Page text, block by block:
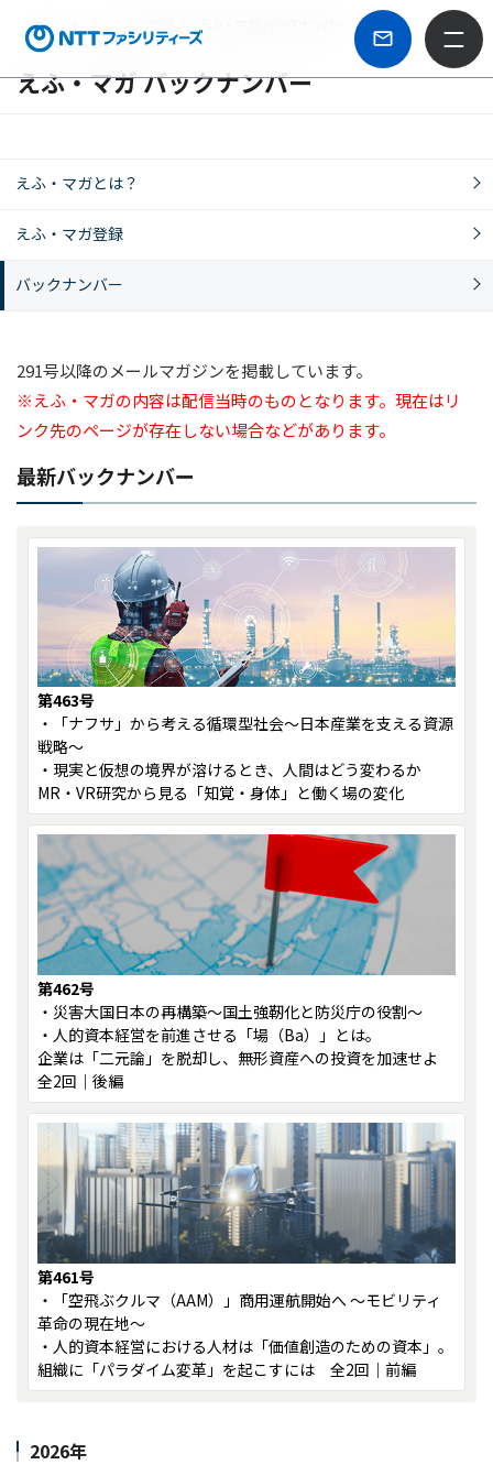
ホーム
えふ・マガ バックナンバー
えふ・マガとは？
えふ・マガ登録
バックナンバー
291号以降のメールマガジンを掲載しています。
※えふ・マガの内容は配信当時のものとなります。現在はリ
ンク先のページが存在しない場合などがあります。
最新バックナンバー
第463号
・「ナフサ」から考える循環型社会～日本産業を支える資源
戦略～
・現実と仮想の境界が溶けるとき、人間はどう変わるか ――
MR・VR研究から見る「知覚・身体」と働く場の変化
第462号
・災害大国日本の再構築～国土強靭化と防災庁の役割～
・人的資本経営を前進させる「場（Ba）」とは。
企業は「二元論」を脱却し、無形資産への投資を加速せよ
全2回｜後編
第461号
・「空飛ぶクルマ（AAM）」商用運航開始へ ～モビリティ
革命の現在地～
・人的資本経営における人材は「価値創造のための資本」。
組織に「パラダイム変革」を起こすには 全2回｜前編
2026年